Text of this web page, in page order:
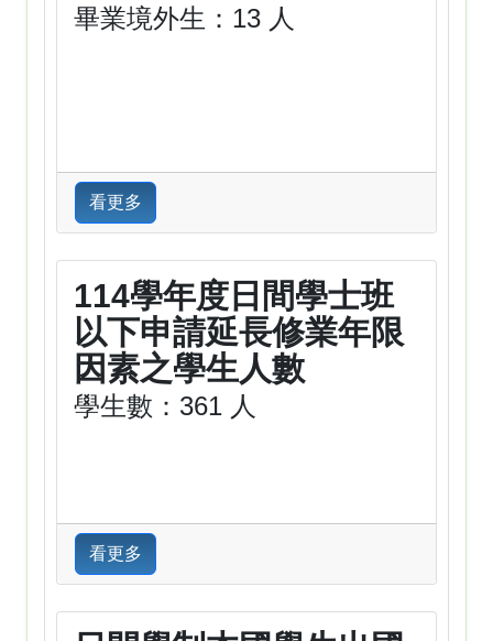
畢業境外生：13 人
看更多
114學年度日間學士班
以下申請延長修業年限
因素之學生人數
學生數：361 人
看更多